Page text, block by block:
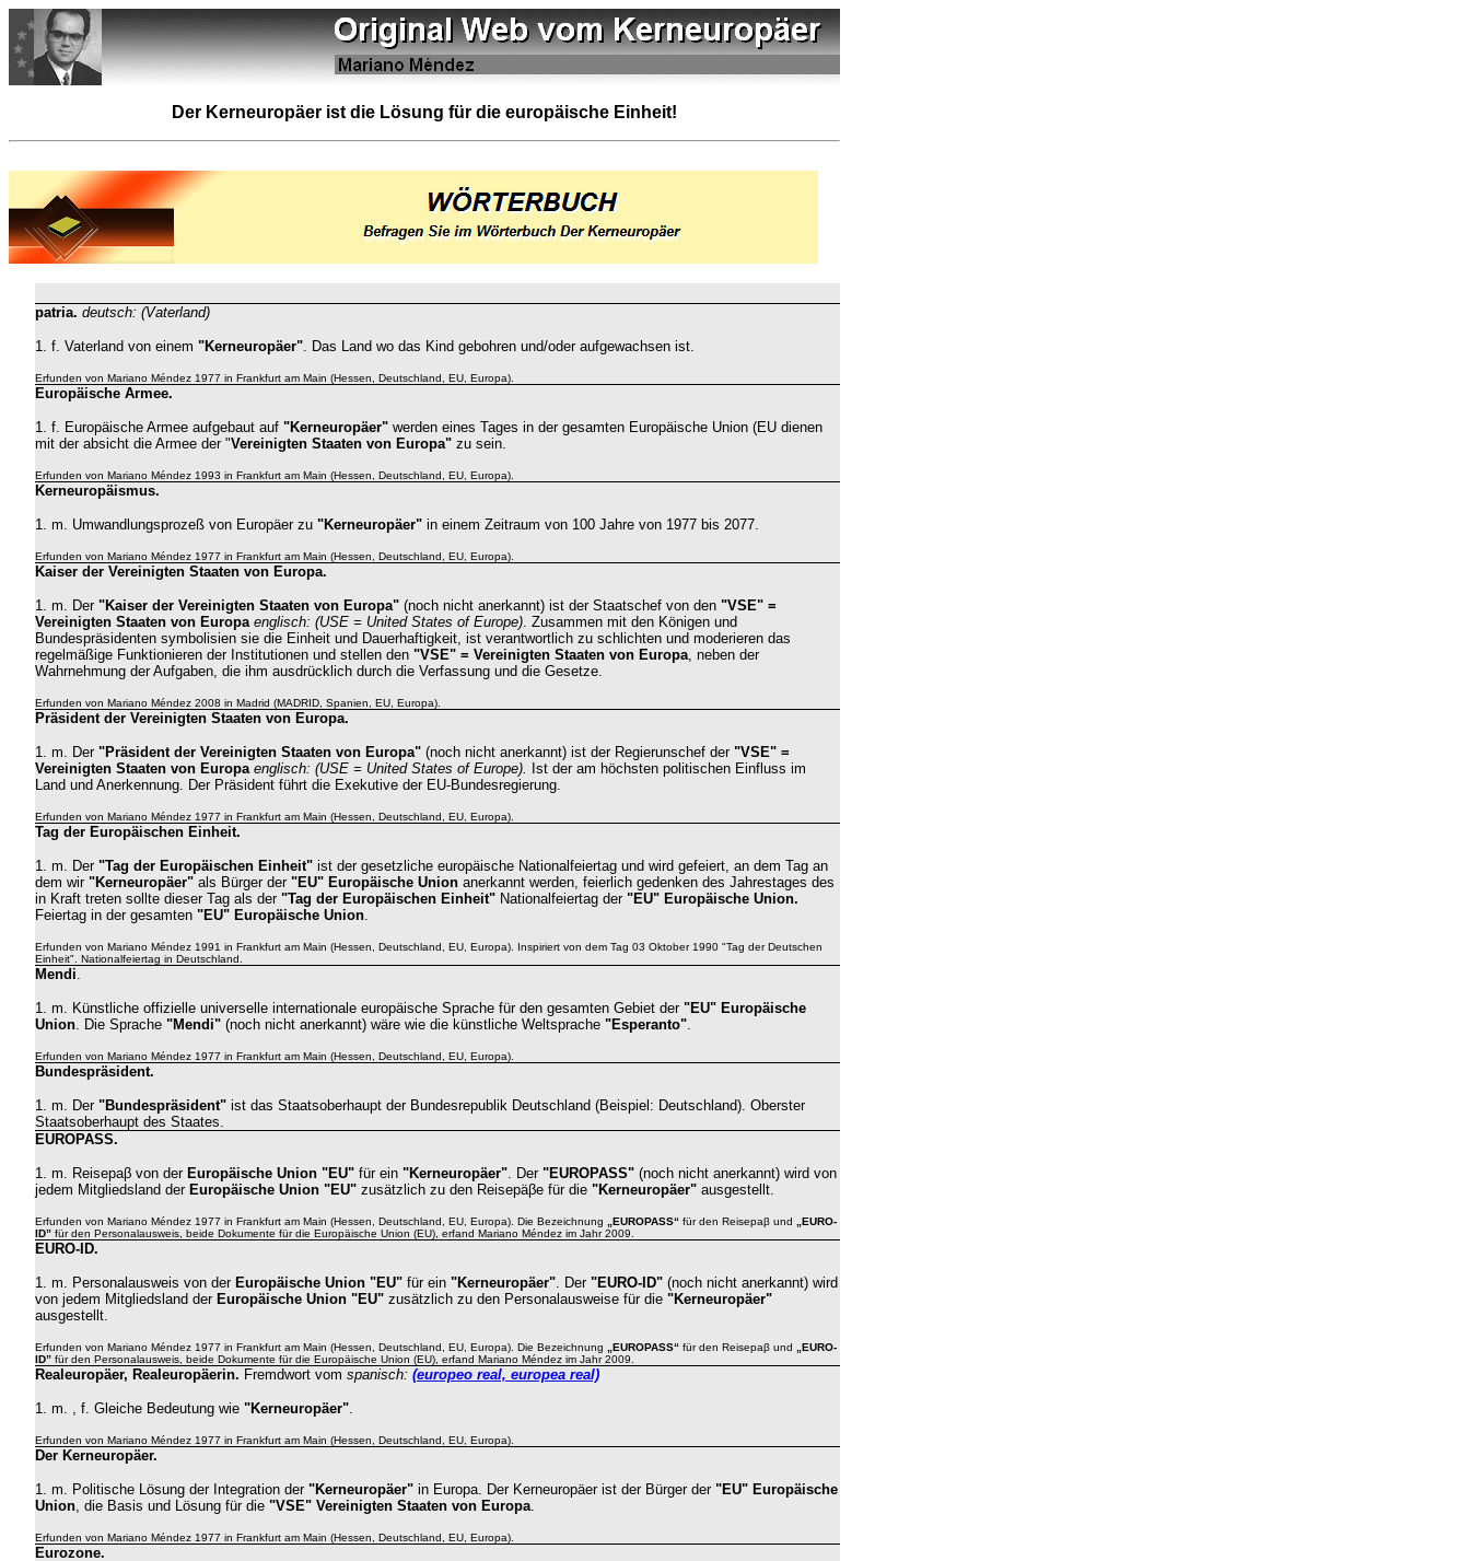
Der Kerneuropäer ist die Lösung für die europäische Einheit!
patria. deutsch: (Vaterland)
1. f. Vaterland von einem "Kerneuropäer". Das Land wo das Kind gebohren und/oder aufgewachsen ist.
Erfunden von Mariano Méndez 1977 in Frankfurt am Main (Hessen, Deutschland, EU, Europa).
Europäische Armee.
1. f. Europäische Armee aufgebaut auf "Kerneuropäer" werden eines Tages in der gesamten Europäische Union (EU dienen
mit der absicht die Armee der "Vereinigten Staaten von Europa" zu sein.
Erfunden von Mariano Méndez 1993 in Frankfurt am Main (Hessen, Deutschland, EU, Europa).
Kerneuropäismus.
1. m. Umwandlungsprozeß von Europäer zu "Kerneuropäer" in einem Zeitraum von 100 Jahre von 1977 bis 2077.
Erfunden von Mariano Méndez 1977 in Frankfurt am Main (Hessen, Deutschland, EU, Europa).
Kaiser der Vereinigten Staaten von Europa.
1. m. Der "Kaiser der Vereinigten Staaten von Europa" (noch nicht anerkannt) ist der Staatschef von den "VSE" =
Vereinigten Staaten von Europa englisch: (USE = United States of Europe). Zusammen mit den Königen und
Bundespräsidenten symbolisien sie die Einheit und Dauerhaftigkeit, ist verantwortlich zu schlichten und moderieren das
regelmäßige Funktionieren der Institutionen und stellen den "VSE" = Vereinigten Staaten von Europa, neben der
Wahrnehmung der Aufgaben, die ihm ausdrücklich durch die Verfassung und die Gesetze.
Erfunden von Mariano Méndez 2008 in Madrid (MADRID, Spanien, EU, Europa).
Präsident der Vereinigten Staaten von Europa.
1. m. Der "Präsident der Vereinigten Staaten von Europa" (noch nicht anerkannt) ist der Regierunschef der "VSE" =
Vereinigten Staaten von Europa englisch: (USE = United States of Europe).
Ist der am höchsten politischen Einfluss im
Land und Anerkennung. Der Präsident führt die Exekutive der EU-Bundesregierung.
Erfunden von Mariano Méndez 1977 in Frankfurt am Main (Hessen, Deutschland, EU, Europa).
Tag der Europäischen Einheit.
1. m. Der "Tag der Europäischen Einheit" ist der gesetzliche europäische Nationalfeiertag und wird gefeiert, an dem Tag an
dem wir "Kerneuropäer" als Bürger der "EU" Europäische Union anerkannt werden, feierlich gedenken des Jahrestages des
in Kraft treten sollte dieser Tag als der "Tag der Europäischen Einheit" Nationalfeiertag der "EU" Europäische Union.
Feiertag in der gesamten "EU" Europäische Union.
Erfunden von Mariano Méndez 1991 in Frankfurt am Main (Hessen, Deutschland, EU, Europa). Inspiriert von dem Tag 03 Oktober 1990 "Tag der Deutschen
Einheit". Nationalfeiertag in Deutschland.
Mendi.
1. m. Künstliche offizielle universelle internationale europäische Sprache für den gesamten Gebiet der "EU" Europäische
Union. Die Sprache "Mendi" (noch nicht anerkannt) wäre wie die künstliche Weltsprache "Esperanto".
Erfunden von Mariano Méndez 1977 in Frankfurt am Main (Hessen, Deutschland, EU, Europa).
Bundespräsident.
1. m. Der "Bundespräsident" ist das Staatsoberhaupt der Bundesrepublik Deutschland (Beispiel: Deutschland). Oberster
Staatsoberhaupt des Staates.
EUROPASS.
1. m. Reisepaβ von der Europäische Union "EU" für ein "Kerneuropäer". Der "EUROPASS" (noch nicht anerkannt) wird von
jedem Mitgliedsland der Europäische Union "EU" zusätzlich zu den Reisepäβe für die "Kerneuropäer" ausgestellt.
Erfunden von Mariano Méndez 1977 in Frankfurt am Main (Hessen, Deutschland, EU, Europa). Die Bezeichnung „EUROPASS“ für den Reisepaβ und
„EURO-
ID” für den Personalausweis, beide Dokumente für die Europäische Union (EU), erfand Mariano Méndez im Jahr 2009.
EURO-ID.
1. m. Personalausweis von der Europäische Union "EU" für ein "Kerneuropäer". Der "EURO-ID" (noch nicht anerkannt) wird
von jedem Mitgliedsland der Europäische Union "EU" zusätzlich zu den Personalausweise für die "Kerneuropäer"
ausgestellt.
Erfunden von Mariano Méndez 1977 in Frankfurt am Main (Hessen, Deutschland, EU, Europa). Die Bezeichnung „EUROPASS“ für den Reisepaβ und
„EURO-
ID” für den Personalausweis, beide Dokumente für die Europäische Union (EU), erfand Mariano Méndez im Jahr 2009.
Realeuropäer, Realeuropäerin. Fremdwort vom spanisch: (europeo real, europea real)
1. m. , f. Gleiche Bedeutung wie "Kerneuropäer".
Erfunden von Mariano Méndez 1977 in Frankfurt am Main (Hessen, Deutschland, EU, Europa).
Der Kerneuropäer.
1. m. Politische Lösung der Integration der "Kerneuropäer" in Europa. Der Kerneuropäer ist der Bürger der "EU" Europäische
Union, die Basis und Lösung für die "VSE" Vereinigten Staaten von Europa.
Erfunden von Mariano Méndez 1977 in Frankfurt am Main (Hessen, Deutschland, EU, Europa).
Eurozone.